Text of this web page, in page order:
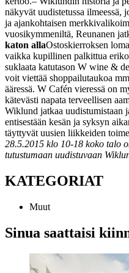
näkyvät uudistetussa ilmeessä,
ja ajankohtaisen
vuosikymmeniltä, Reunanen
katon allaOstoskierroksen
vaikka kupillinen palkittua
suklaata katutason W wine &
voit viettää shoppailutaukoa
ääressä. W Cafén vieressä on
kätevästi napata terveellisen
Wiklund jatkaa uudistumistaan
entisestään kesän ja syksyn
täyttyvät uusien liikkeiden
28.5.2015 klo 10-18 koko talo
tutustumaan uudistuvaan
KATEGORIAT
Muut
Sinua saattaisi